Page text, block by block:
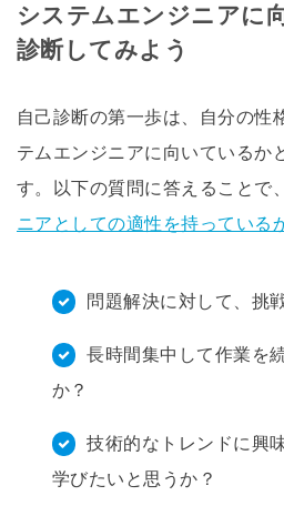
システムエンジニアに
診断してみよう
自己診断の第一歩は、自分の性
テムエンジニアに向いているか
す。以下の質問に答えることで
ニアとしての適性を持っている
問題解決に対して、挑
長時間集中して作業を
か？
技術的なトレンドに興
学びたいと思うか？